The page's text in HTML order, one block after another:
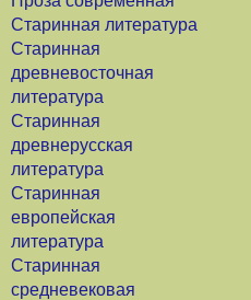
Старинная литература
Старинная
древневосточная
литература
Старинная
древнерусская
литература
Старинная
европейская
литература
Старинная
средневековая